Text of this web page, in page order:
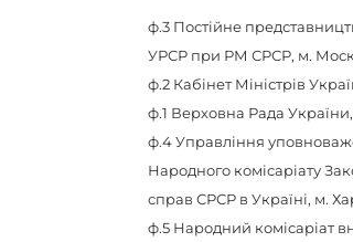
ф.3 Постійне
УРСР при РМ СРСР, м.
ф.2 Кабінет Міністрів
ф.1 Верховна Рада
ф.4Управління
Народного комісаріату
справ СРСР в Україні, м.
ф.5 Народний комісаріат